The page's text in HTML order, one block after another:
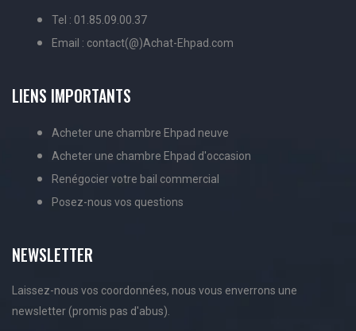
Tel : 01.85.09.00.37
Email : contact(@)Achat-Ehpad.com
LIENS IMPORTANTS
Acheter une chambre Ehpad neuve
Acheter une chambre Ehpad d'occasion
Renégocier votre bail commercial
Posez-nous vos questions
NEWSLETTER
Laissez-nous vos coordonnées, nous vous enverrons une
newsletter (promis pas d'abus).